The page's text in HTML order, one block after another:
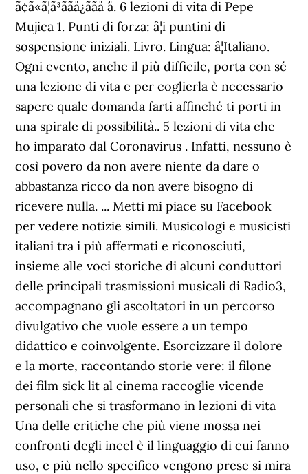
ã¢ã«ã¦ã³ããå¿ããå ´å. 6 lezioni di vita di Pepe
Mujica 1. Punti di forza: â¦i puntini di
sospensione iniziali. Livro. Lingua: â¦Italiano.
Ogni evento, anche il più difficile, porta con sé
una lezione di vita e per coglierla è necessario
sapere quale domanda farti affinché ti porti in
una spirale di possibilità.. 5 lezioni di vita che
ho imparato dal Coronavirus . Infatti, nessuno è
così povero da non avere niente da dare o
abbastanza ricco da non avere bisogno di
ricevere nulla. ... Metti mi piace su Facebook
per vedere notizie simili. Musicologi e musicisti
italiani tra i più affermati e riconosciuti,
insieme alle voci storiche di alcuni conduttori
delle principali trasmissioni musicali di Radio3,
accompagnano gli ascoltatori in un percorso
divulgativo che vuole essere a un tempo
didattico e coinvolgente. Esorcizzare il dolore
e la morte, raccontando storie vere: il filone
dei film sick lit al cinema raccoglie vicende
personali che si trasformano in lezioni di vita
Una delle critiche che più viene mossa nei
confronti degli incel è il linguaggio di cui fanno
uso, e più nello specifico vengono prese si mira